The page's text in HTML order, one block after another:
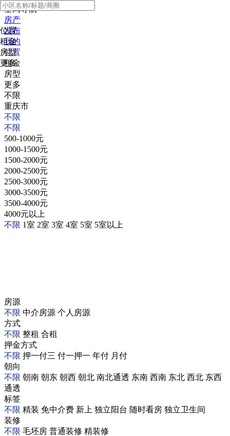
全局导航
房产
发布
我的
位置
租金
房型
更多
位置
租金
房型
更多
不限
重庆市
不限
不限
500-1000元
1000-1500元
1500-2000元
2000-2500元
2500-3000元
3000-3500元
3500-4000元
4000元以上
不限 1室 2室 3室 4室 5室 5室以上
房源
不限 中介房源 个人房源
方式
不限 整租 合租
押金方式
不限 押一付三 付一押一 年付 月付
朝向
不限 朝南 朝东 朝西 朝北 南北通透 东南 西南 东北 西北 东西
通透
标签
不限 精装 免中介费 新上 独立阳台 随时看房 独立卫生间
装修
不限 毛坯房 普通装修 精装修